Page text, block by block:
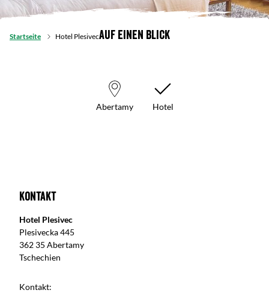
Startseite Hotel PlesivecAuf einen Blick
Abertamy Hotel
Kontakt
Hotel Plesivec
Plesivecka 445
362 35 Abertamy
Tschechien
Kontakt: